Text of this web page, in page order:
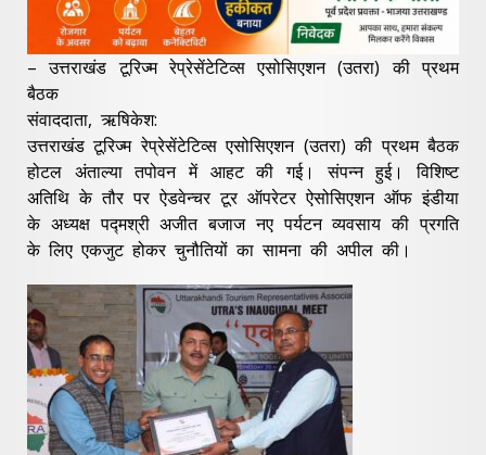
– उत्तराखंड टूरिज्म रेप्रेसेंटेटिव्स एसोसिएशन (उतरा) की प्रथम
बैठक
संवाददाता, ऋषिकेश:
उत्तराखंड टूरिज्म रेप्रेसेंटेटिव्स एसोसिएशन (उतरा) की प्रथम बैठक
होटल अंताल्या तपोवन में आहट की गई। संपन्न हुई। विशिष्ट
अतिथि के तौर पर ऐडवेन्चर टूर ऑपरेटर ऐसोसिएशन ऑफ इंडीया
के अध्यक्ष पद्मश्री अजीत बजाज नए पर्यटन व्यवसाय की प्रगति
के लिए एकजुट होकर चुनौतियों का सामना की अपील की।